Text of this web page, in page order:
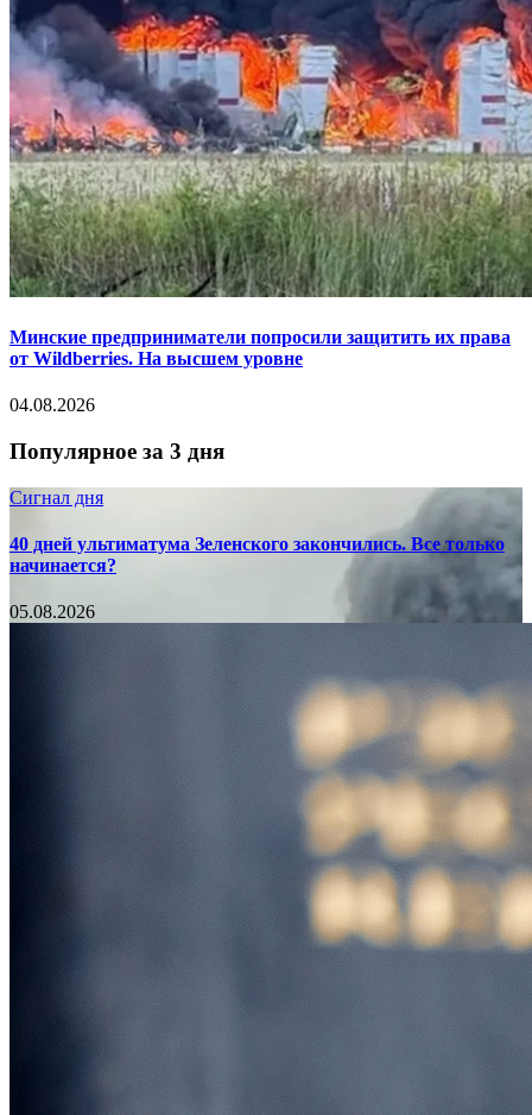
Минские предприниматели попросили защитить их права
от Wildberries. На высшем уровне
04.08.2026
Популярное за 3 дня
Сигнал дня
40 дней ультиматума Зеленского закончились. Все только
начинается?
05.08.2026